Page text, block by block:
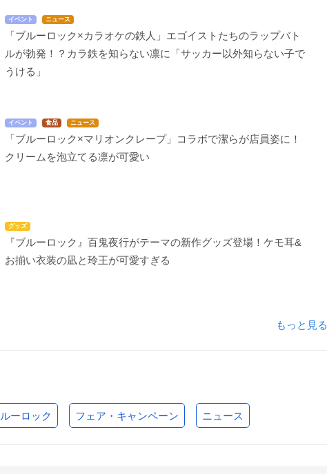
イベント ニュース
「ブルーロック×カラオケの鉄人」エゴイストたちのラップバト
ルが勃発！？カラ鉄を知らない凛に「サッカー以外知らない子で
うける」
イベント 食品 ニュース
「ブルーロック×マリオンクレープ」コラボで潔らが店員姿に！
クリームを泡立てる凛が可愛い
グッズ
『ブルーロック』百鬼夜行がテーマの新作グッズ登場！ケモ耳&
お揃い衣装の凪と玲王が可愛すぎる
もっと見る
ーロック フェア・キャンペーン ニュース